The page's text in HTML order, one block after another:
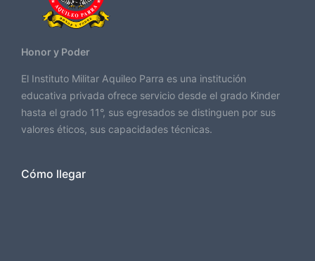
Honor y Poder
El Instituto Militar Aquileo Parra es una institución
educativa privada ofrece servicio desde el grado Kinder
hasta el grado 11°, sus egresados se distinguen por sus
valores éticos, sus capacidades técnicas.
Cómo llegar